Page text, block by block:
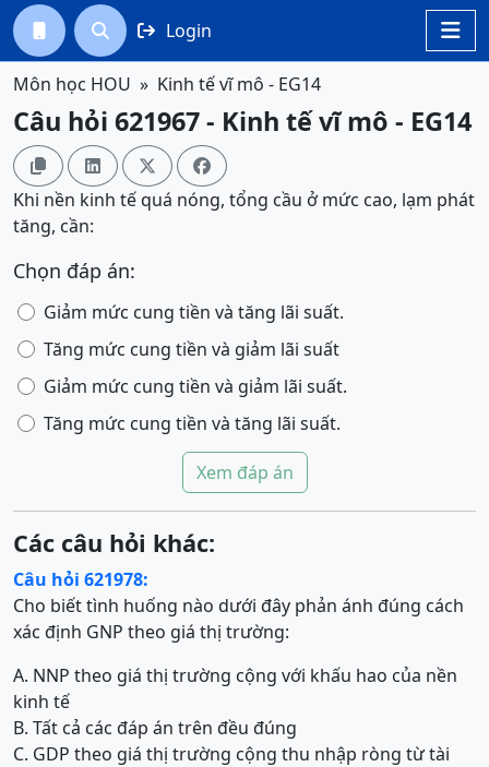

  Login
Môn học HOU Kinh tế vĩ mô - EG14
Câu hỏi 621967 - Kinh tế vĩ mô - EG14
   
Khi nền kinh tế quá nóng, tổng cầu ở mức cao, lạm phát
tăng, cần:
Chọn đáp án:
Giảm mức cung tiền và tăng lãi suất.
Tăng mức cung tiền và giảm lãi suất
Giảm mức cung tiền và giảm lãi suất.
Tăng mức cung tiền và tăng lãi suất.
Xem đáp án
Các câu hỏi khác:
Câu hỏi 621978:
Cho biết tình huống nào dưới đây phản ánh đúng cách
xác định GNP theo giá thị trường:
A. NNP theo giá thị trường cộng với khấu hao của nền
kinh tế
B. Tất cả các đáp án trên đều đúng
C. GDP theo giá thị trường cộng thu nhập ròng từ tài